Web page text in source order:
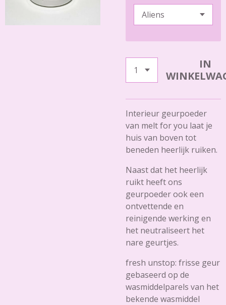
IN
Interieur geurpoeder
van melt for you laat je
huis van boven tot
beneden heerlijk ruiken.
Naast dat het heerlijk
ruikt heeft ons
geurpoeder ook een
ontvettende en
reinigende werking en
het neutraliseert het
nare geurtjes.
fresh unstop: frisse geur
gebaseerd op de
wasmiddelparels van het
bekende wasmiddel